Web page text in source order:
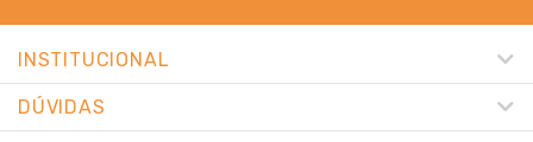
INSTITUCIONAL
DÚVIDAS